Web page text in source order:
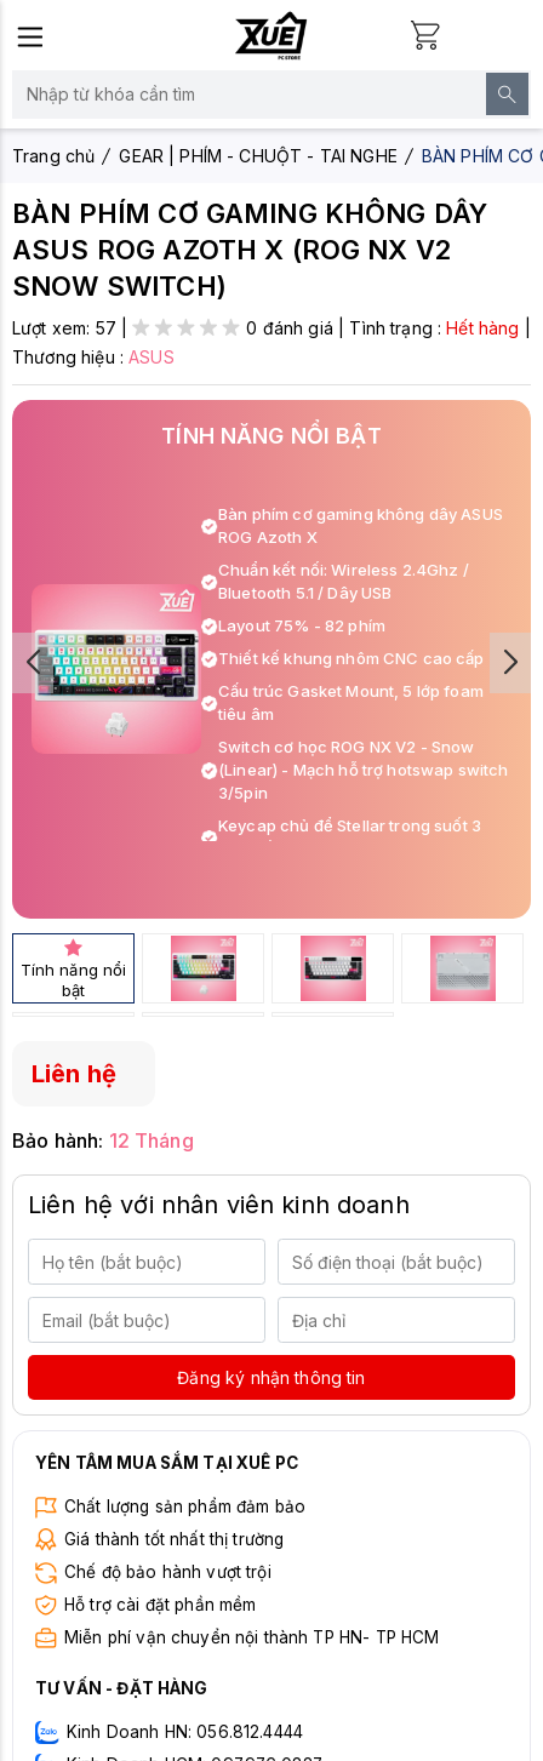
Trang chủ GEAR | PHÍM - CHUỘT - TAI NGHE BÀN PHÍM CƠ
BÀN PHÍM CƠ GAMING KHÔNG DÂY
ASUS ROG AZOTH X (ROG NX V2
SNOW SWITCH)
Lượt xem: 57 | 0 đánh giá Tình trạng :Hết hàng
Thương hiệu :ASUS
TÍNH NĂNG NỔI BẬT
Bàn phím cơ gaming không dây ASUS
ROG Azoth X
Chuẩn kết nối: Wireless 2.4Ghz /
Bluetooth 5.1 / Dây USB
Layout 75% - 82 phím
Thiết kế khung nhôm CNC cao cấp
Cấu trúc Gasket Mount, 5 lớp foam
tiêu âm
Switch cơ học ROG NX V2 - Snow
(Linear) - Mạch hỗ trợ hotswap switch
3/5pin
Keycap chủ để Stellar trong suốt 3
Led RGB Aura Sync, mạch xuôi
Đi kèm kê tay silicon
Thời lượng pin cao, lên đến hơn
Tính năng nổi
bật
Liên hệ
Bảo hành: 12 Tháng
Liên hệ với nhân viên kinh doanh
Đăng ký nhận thông tin
YÊN TÂM MUA SẮM TẠI XUÊ PC
Chất lượng sản phẩm đảm bảo
Giá thành tốt nhất thị trường
Chế độ bảo hành vượt trội
Hỗ trợ cài đặt phần mềm
Miễn phí vận chuyển nội thành TP HN- TP HCM
TƯ VẤN - ĐẶT HÀNG
Kinh Doanh HN: 056.812.4444